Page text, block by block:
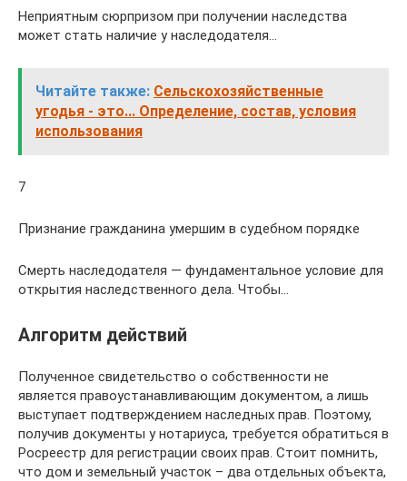
Неприятным сюрпризом при получении наследства
может стать наличие у наследодателя…
Читайте также: Сельскохозяйственные
угодья - это... Определение, состав, условия
использования
7
Признание гражданина умершим в судебном порядке
Смерть наследодателя — фундаментальное условие для
открытия наследственного дела. Чтобы…
Алгоритм действий
Полученное свидетельство о собственности не
является правоустанавливающим документом, а лишь
выступает подтверждением наследных прав. Поэтому,
получив документы у нотариуса, требуется обратиться в
Росреестр для регистрации своих прав. Стоит помнить,
что дом и земельный участок – два отдельных объекта,